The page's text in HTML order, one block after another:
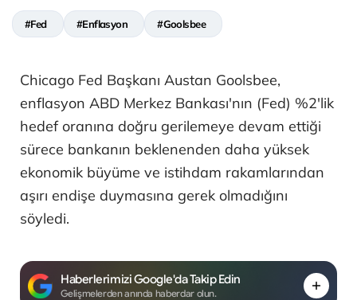
#Fed #Enflasyon #Goolsbee
Chicago Fed Başkanı Austan Goolsbee,
enflasyon ABD Merkez Bankası'nın (Fed) %2'lik
hedef oranına doğru gerilemeye devam ettiği
sürece bankanın beklenenden daha yüksek
ekonomik büyüme ve istihdam rakamlarından
aşırı endişe duymasına gerek olmadığını
söyledi.
Haberlerimizi Google'da Takip Edin
Gelişmelerden anında haberdar olun.